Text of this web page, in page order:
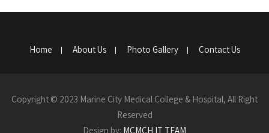
Home About Us Photo Gallery Contact Us
Copyright © 2023 Marine City Medical College & Hospital, All Right
Reserved
Design by: MCMCH IT TEAM